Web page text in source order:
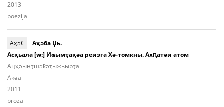
2013
poezija
АҳәC
Аҳәба Џь.
Асқьала [w:] Иҩымҭақәа реизга Хә-томкны. Ахԥатәи атом
Aԥ­ҳәынҭ­шәҟәҭы­жьыр­ҭа
Aҟәа
2011
proza